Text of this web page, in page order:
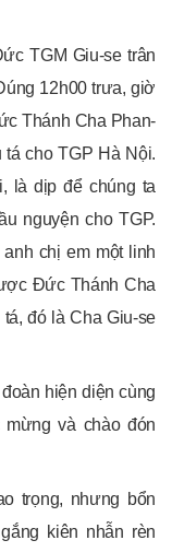
TGM Giu-se trân
12h00 trưa, giờ
Thánh Cha Phan-
tá cho TGP Hà Nội.
là dịp để chúng ta
nguyện cho TGP.
chị em một linh
Đức Thánh Cha
đó là Cha Giu-se
hiện diện cùng
và chào đón
trọng, nhưng bổn
kiên nhẫn rèn